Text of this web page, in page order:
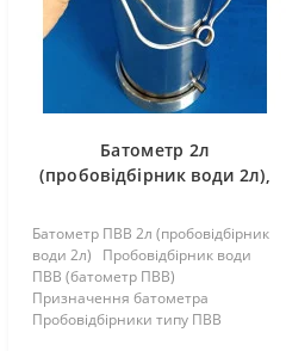
Батометр 2л
(пробовідбірник води 2л),
Батометр ПВВ 2л (пробовідбірник
води 2л) Пробовідбірник води
ПВВ (батометр ПВВ)
Призначення батометра
Пробовідбірники типу ПВВ